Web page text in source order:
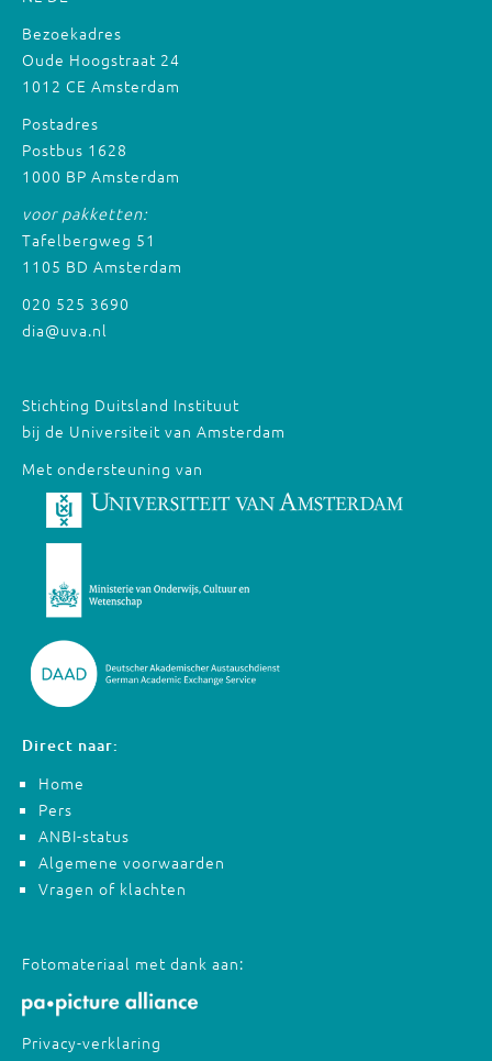
Bezoekadres
Oude Hoogstraat 24
1012 CE Amsterdam
Postadres
Postbus 1628
1000 BP Amsterdam
voor pakketten:
Tafelbergweg 51
1105 BD Amsterdam
020 525 3690
dia@uva.nl
Stichting Duitsland Instituut
bij de Universiteit van Amsterdam
Met ondersteuning van
Direct naar:
Home
Pers
ANBI-status
Algemene voorwaarden
Vragen of klachten
Fotomateriaal met dank aan:
Privacy-verklaring